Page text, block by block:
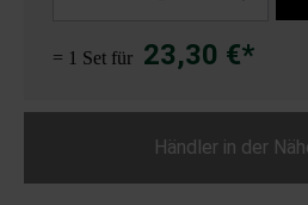
= 1 Set für 23,30 €*
Händler in der